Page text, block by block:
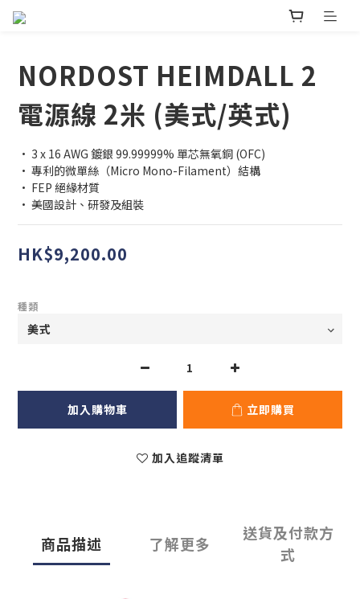
NORDOST HEIMDALL 2
電源線 2米 (美式/英式)
• 3 x 16 AWG 鍍銀 99.99999% 單芯無氧銅 (OFC)
• 專利的微單絲（Micro Mono-Filament）結構
• FEP 絕緣材質
• 美國設計、研發及組裝
HK$9,200.00
種類
加入購物車 立即購買
加入追蹤清單
商品描述 了解更多
送貨及付款方
式